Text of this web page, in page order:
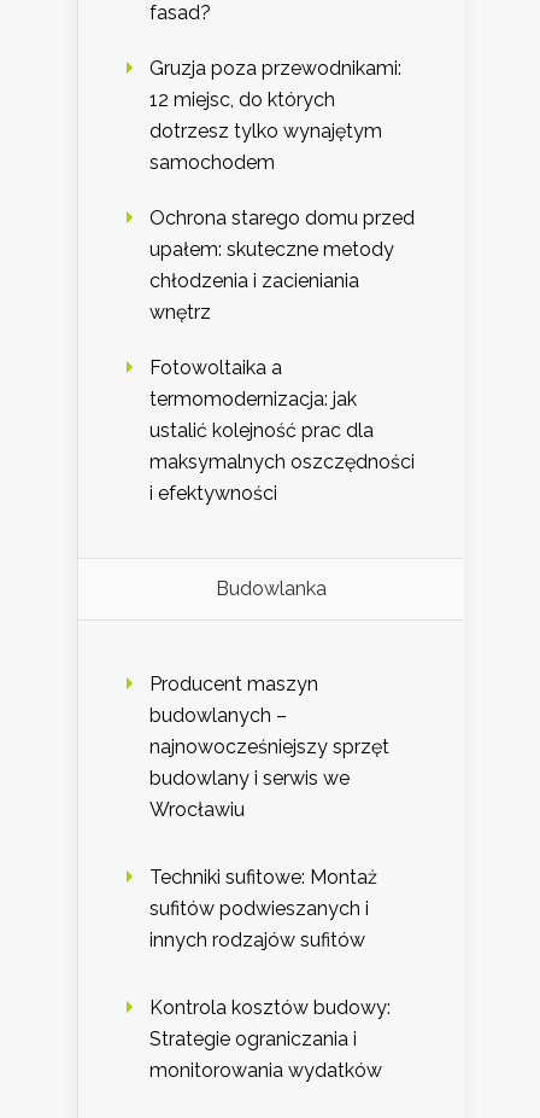
fasad?
Gruzja poza przewodnikami:
12 miejsc, do których
dotrzesz tylko wynajętym
samochodem
Ochrona starego domu przed
upałem: skuteczne metody
chłodzenia i zacieniania
wnętrz
Fotowoltaika a
termomodernizacja: jak
ustalić kolejność prac dla
maksymalnych oszczędności
i efektywności
Budowlanka
Producent maszyn
budowlanych –
najnowocześniejszy sprzęt
budowlany i serwis we
Wrocławiu
Techniki sufitowe: Montaż
sufitów podwieszanych i
innych rodzajów sufitów
Kontrola kosztów budowy:
Strategie ograniczania i
monitorowania wydatków